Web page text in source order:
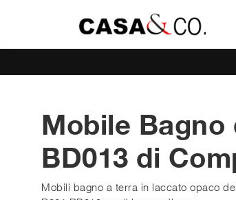
Mobile Bagno
BD013 di
Mobili bagno a terra in laccato opaco